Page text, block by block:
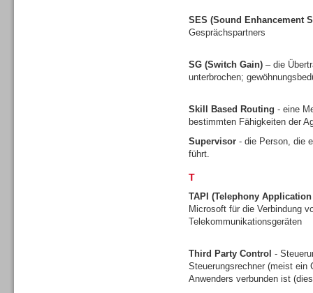
SES (Sound Enhancement
Gesprächspartners
SG (Switch Gain) – die
unterbrochen;
Skill Based Routing - eine
bestimmten Fähigkeiten der
Supervisor - die Person, die
führt.
T
TAPI (Telephony
Microsoft für die Verbindung
Telekommunikationsgeräten
Third Party Control -
Steuerungsrechner (meist ein
Anwenders verbunden ist